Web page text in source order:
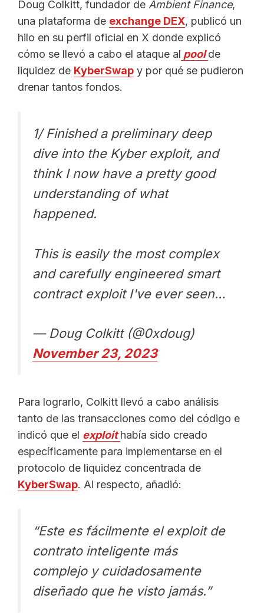
Doug Colkitt, fundador de Ambient Finance,
una plataforma de exchange DEX, publicó un
hilo en su perfil oficial en X donde explicó
cómo se llevó a cabo el ataque al pool de
liquidez de KyberSwap y por qué se pudieron
drenar tantos fondos.
1/ Finished a preliminary deep
dive into the Kyber exploit, and
think I now have a pretty good
understanding of what
happened.
This is easily the most complex
and carefully engineered smart
contract exploit I've ever seen…
— Doug Colkitt (@0xdoug)
November 23, 2023
Para lograrlo, Colkitt llevó a cabo análisis
tanto de las transacciones como del código e
indicó que el exploit había sido creado
específicamente para implementarse en el
protocolo de liquidez concentrada de
KyberSwap. Al respecto, añadió:
“Este es fácilmente elexploitde
contrato inteligente más
complejo y cuidadosamente
diseñado que he visto jamás.”